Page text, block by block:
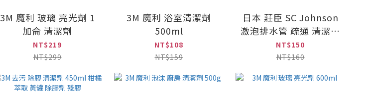
3M 魔利 玻璃 亮光劑 1
加侖 清潔劑
NT$219
NT$299
3M 魔利 浴室清潔劑
500ml
NT$108
NT$159
日本 莊臣 SC Johnson
激泡排水管 疏通 清潔粉
21gx10包入
NT$150
NT$160